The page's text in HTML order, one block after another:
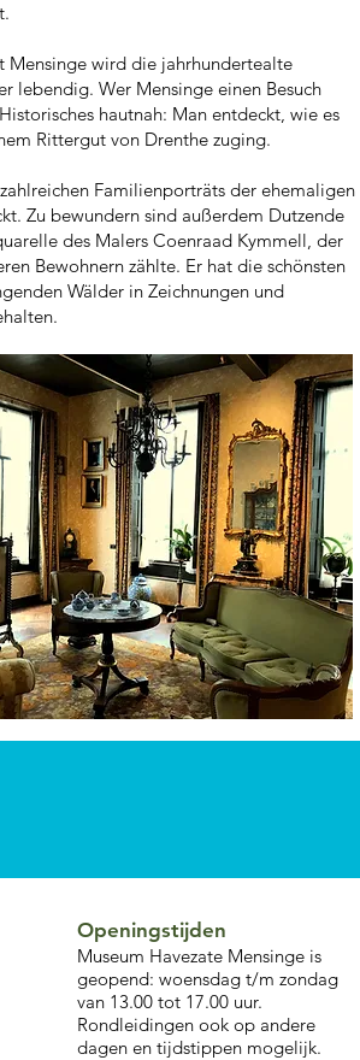
Mensinge wird die jahrhundertealte
lebendig. Wer Mensinge einen Besuch
hautnah: Man entdeckt, wie es
Rittergut von Drenthe zuging.
Familienporträts der ehemaligen
Zu bewundern sind außerdem Dutzende
des Malers Coenraad Kymmell, der
Bewohnern zählte. Er hat die schönsten
Wälder in Zeichnungen und
Openingstijden
Museum Havezate Mensinge is
geopend: woensdag t/m zondag
van 13.00 tot 17.00 uur.
Rondleidingen ook op andere
dagen en tijdstippen mogelijk.